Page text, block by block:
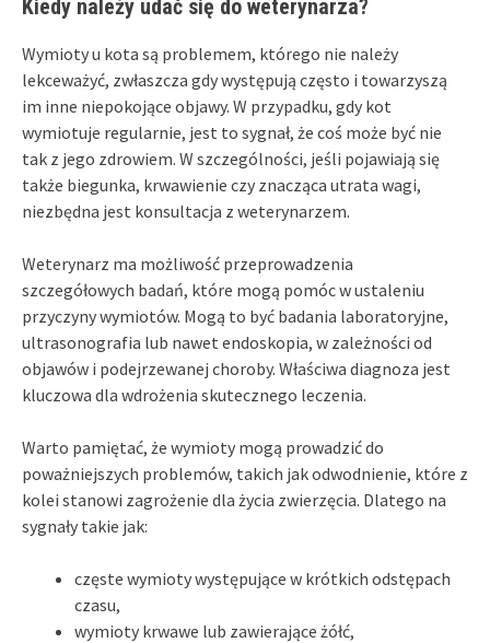
Kiedy należy udać się do weterynarza?
Wymioty u kota są problemem, którego nie należy
lekceważyć, zwłaszcza gdy występują często i towarzyszą
im inne niepokojące objawy. W przypadku, gdy kot
wymiotuje regularnie, jest to sygnał, że coś może być nie
tak z jego zdrowiem. W szczególności, jeśli pojawiają się
także biegunka, krwawienie czy znacząca utrata wagi,
niezbędna jest konsultacja z weterynarzem.
Weterynarz ma możliwość przeprowadzenia
szczegółowych badań, które mogą pomóc w ustaleniu
przyczyny wymiotów. Mogą to być badania laboratoryjne,
ultrasonografia lub nawet endoskopia, w zależności od
objawów i podejrzewanej choroby. Właściwa diagnoza jest
kluczowa dla wdrożenia skutecznego leczenia.
Warto pamiętać, że wymioty mogą prowadzić do
poważniejszych problemów, takich jak odwodnienie, które z
kolei stanowi zagrożenie dla życia zwierzęcia. Dlatego na
sygnały takie jak:
częste wymioty występujące w krótkich odstępach
czasu,
wymioty krwawe lub zawierające żółć,